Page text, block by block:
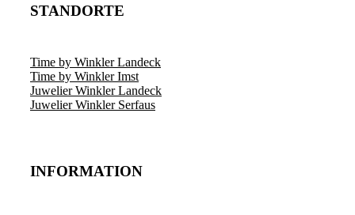
STANDORTE
Time by Winkler Landeck
Time by Winkler Imst
Juwelier Winkler Landeck
Juwelier Winkler Serfaus
INFORMATION